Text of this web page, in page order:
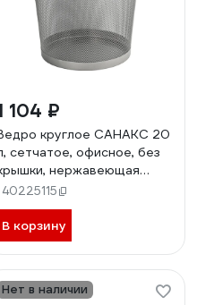
104 ₽
круглое САНАКС 20
сетчатое, офисное, без
нержавеющая
сталь SUS 410, серое
40225115
В корзину
Нет в наличии